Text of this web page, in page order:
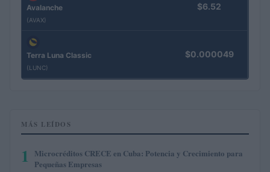
Avalanche
(AVAX)
$6.52
Terra Luna Classic
(LUNC)
$0.000049
MÁS LEÍDOS
1
Microcréditos CRECE en Cuba: Potencia y Crecimiento para
Pequeñas Empresas